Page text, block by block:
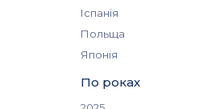
Іспанія
Польща
Японія
По роках